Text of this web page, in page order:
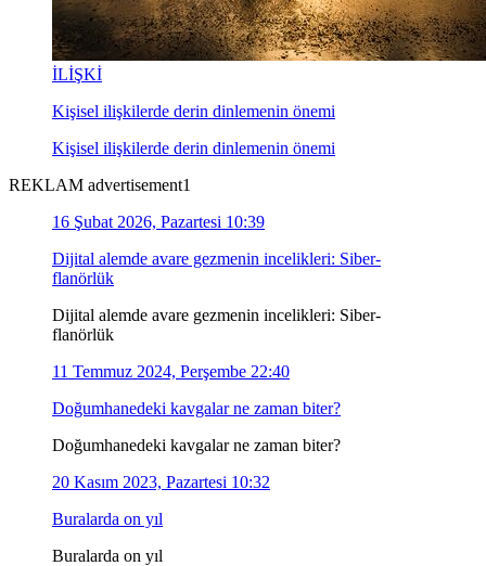
İLİŞKİ
Kişisel ilişkilerde derin dinlemenin önemi
Kişisel ilişkilerde derin dinlemenin önemi
REKLAM advertisement1
16 Şubat 2026, Pazartesi 10:39
Dijital alemde avare gezmenin incelikleri: Siber-
flanörlük
Dijital alemde avare gezmenin incelikleri: Siber-
flanörlük
11 Temmuz 2024, Perşembe 22:40
Doğumhanedeki kavgalar ne zaman biter?
Doğumhanedeki kavgalar ne zaman biter?
20 Kasım 2023, Pazartesi 10:32
Buralarda on yıl
Buralarda on yıl